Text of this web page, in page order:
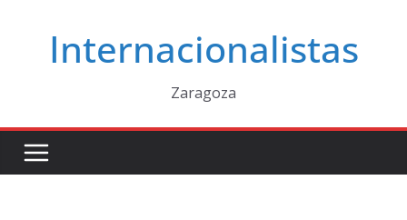
contenidoInternacionalistas
Zaragoza